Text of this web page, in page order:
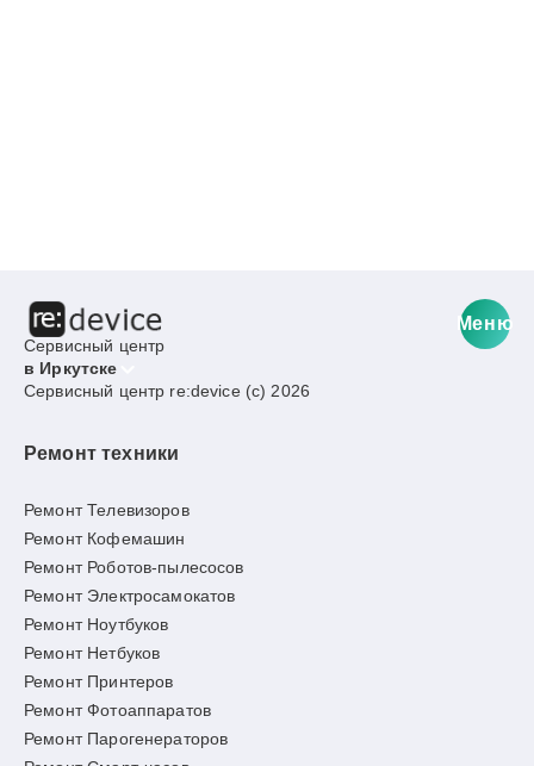
Сервисный центр
в Иркутске
Меню
Сервисный центр re:device (c) 2026
Ремонт техники
Ремонт Телевизоров
Ремонт Кофемашин
Ремонт Роботов-пылесосов
Ремонт Электросамокатов
Ремонт Ноутбуков
Ремонт Нетбуков
Ремонт Принтеров
Ремонт Фотоаппаратов
Ремонт Парогенераторов